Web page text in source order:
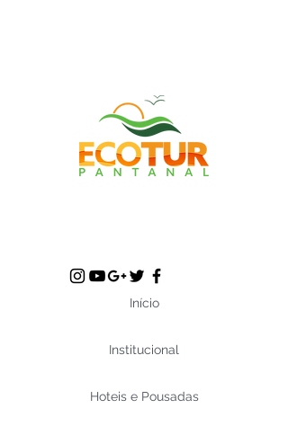
Início
Institucional
Hoteis e Pousadas